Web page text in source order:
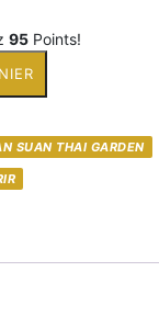
95 Points!
SUAN THAI GARDEN